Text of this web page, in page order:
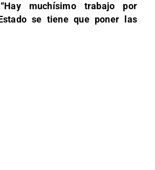
“Hay muchísimo trabajo por
se tiene que poner las